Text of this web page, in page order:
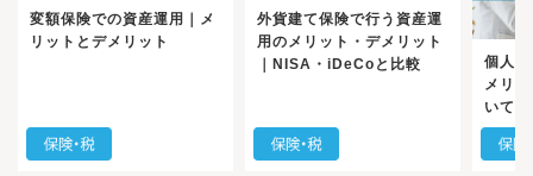
変額保険での資産運用｜メ
リットとデメリット
外貨建て保険で行う資産運
用のメリット・デメリット
｜NISA・iDeCoと比較
個人
メリ
いて